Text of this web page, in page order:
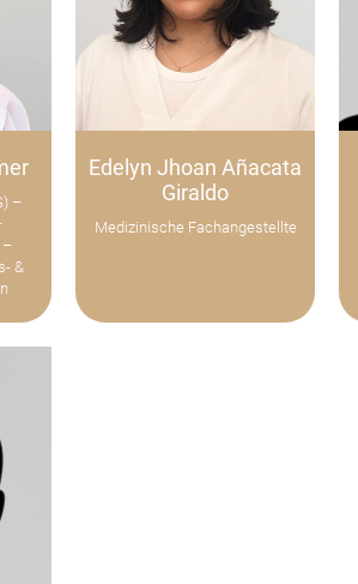
–
–
&
Edelyn Jhoan Añacata
Giraldo
Medizinische Fachangestellte